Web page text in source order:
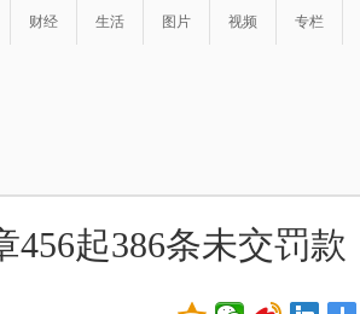
财经 生活 图片 视频 专栏
起386条未交罚款